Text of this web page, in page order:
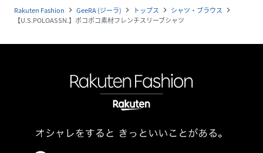
Rakuten Fashion navigate_next GeeRA (ジーラ) navigate_next トップス navigate_next シャツ・ブラウス navigate_next
【U.S.POLOASSN.】ポコポコ素材フレンチスリーブシャツ